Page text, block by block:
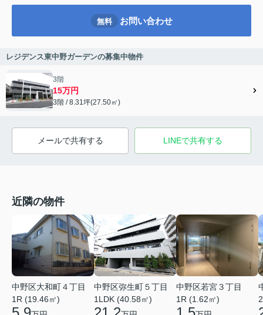
無料 お問い合わせ
レジデンス東中野ガーデンの募集中物件
3階
15万円
3階 / 8.31坪(27.50㎡)
メールで共有する LINEで共有する
近隣の物件
中野区大和町４丁目
1R (19.46㎡)
中野区弥生町５丁目
1LDK (40.58㎡)
中野区若宮３丁目
1R (1.62㎡)